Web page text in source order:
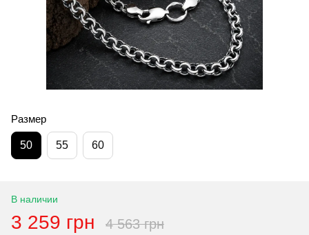
Размер
50 55 60
В наличии
3 259 грн 4 563 грн